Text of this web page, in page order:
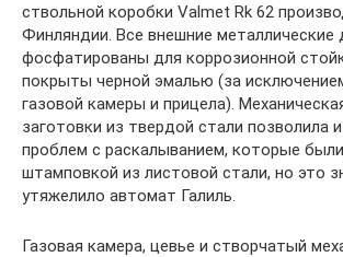
ствольной коробки Valmet Rk 62
Финляндии. Все внешние металлические
фосфатированы для коррозионной
покрыты черной эмалью (за
газовой камеры и прицела).
заготовки из твердой стали позволила
проблем с раскалыванием, которые
штамповкой из листовой стали, но это
утяжелило автомат Галиль.
Газовая камера, цевье и створчатый